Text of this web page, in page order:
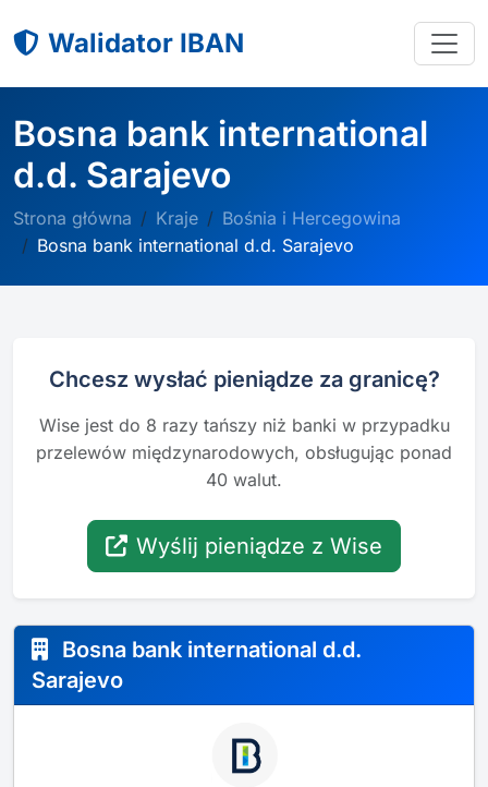
Walidator IBAN
Bosna bank international
d.d. Sarajevo
Strona główna Kraje
Bośnia i Hercegowina
Bosna bank international d.d. Sarajevo
Chcesz wysłać pieniądze za granicę?
Wise jest do 8 razy tańszy niż banki w przypadku
przelewów międzynarodowych, obsługując ponad
40 walut.
Wyślij pieniądze z Wise
Bosna bank international d.d.
Sarajevo